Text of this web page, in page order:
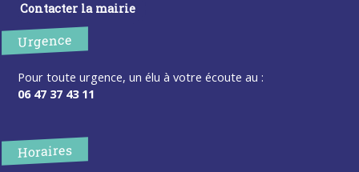
Contacter la mairie
Urgence
Pour toute urgence, un élu à votre écoute au :
06 47 37 43 11
Horaires